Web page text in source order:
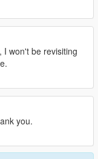
I won't be revisiting
you.